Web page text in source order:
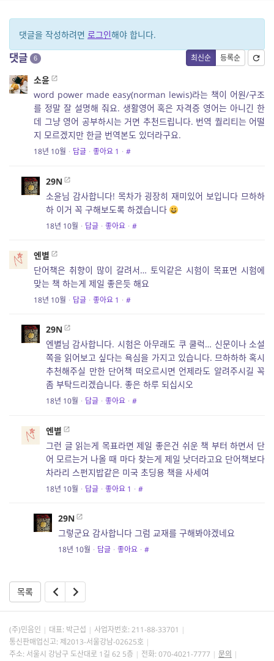
댓글을 작성하려면 로그인해야 합니다.
최신순 등록순
댓글 6
소윤
word power made easy(norman lewis)라는 책이 어원/구조
를 정말 잘 설명해 줘요. 생활영어 혹은 자격증 영어는 아니긴 한
데 그냥 영어 공부하시는 거면 추천드립니다. 번역 퀄리티는 어떨
지 모르겠지만 한글 번역본도 있더라구요.
18년 10월 · 답글 · 좋아요 1 · #
29N
소윤님 감사합니다! 목차가 굉장히 재미있어 보입니다 므하하
하 이거 꼭 구해보도록 하겠습니다
18년 10월 · 답글 · 좋아요 · #
엔별
단어책은 취향이 많이 갈려서… 토익같은 시험이 목표면 시험에
맞는 책 하는게 제일 좋은듯 해요
18년 10월 · 답글 · 좋아요 1 · #
29N
엔별님 감사합니다. 시험은 아무래도 쿠 쿨럭… 신문이나 소설
쪽을 읽어보고 싶다는 욕심을 가지고 있습니다. 므하하하 혹시
추천해주실 만한 단어책 떠오르시면 언제라도 알려주시길 꼭
좀 부탁드리겠습니다. 좋은 하루 되십시오
18년 10월 · 답글 · 좋아요 · #
엔별
그런 글 읽는게 목표라면 제일 좋은건 쉬운 책 부터 하면서 단
어 모르는거 나올 때 마다 찾는게 제일 낫더라고요 단어책보다
차라리 스펀지밥같은 미국 초딩용 책을 사세여
18년 10월 · 답글 · 좋아요 1 · #
29N
그렇군요 감사합니다 그럼 교재를 구해봐야겠네요
18년 10월 · 답글 · 좋아요 · #
목록
(주)민음인 대표: 박근섭 사업자번호: 211-88-33701
통신판매업신고: 제2013-서울강남-02625호
주소: 서울시 강남구 도산대로 1길 62 5층
전화: 070-4021-7777
문의